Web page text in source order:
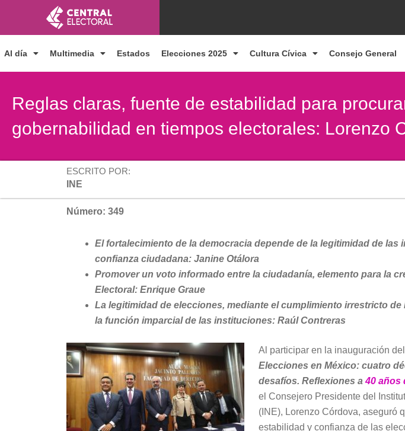
contenido
Al día Multimedia Estados Elecciones 2025 Cultura Cívica Consejo General
Reglas claras, fuente de estabilidad para
gobernabilidad en tiempos electorales: Lorenzo
ESCRITO POR:
INE
Número: 349
El fortalecimiento de la democracia depende de la legitimidad de las
confianza ciudadana: Janine Otálora
Promover un voto informado entre la ciudadanía, elemento para la
Electoral: Enrique Graue
La legitimidad de elecciones, mediante el cumplimiento irrestricto de
la función imparcial de las instituciones: Raúl Contreras
Al participar en la inauguración
Elecciones en México: cuatro
desafíos. Reflexiones a40 años
el Consejero Presidente del
(INE), Lorenzo Córdova, aseguró
estabilidad y confianza de las